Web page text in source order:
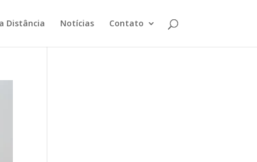
Distância Notícias Contato